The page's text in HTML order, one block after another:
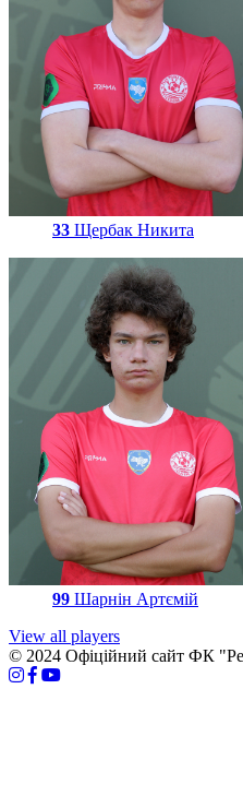
33 Щербак Никита
99 Шарнін Артємій
View all players
© 2024 Офіційний сайт ФК